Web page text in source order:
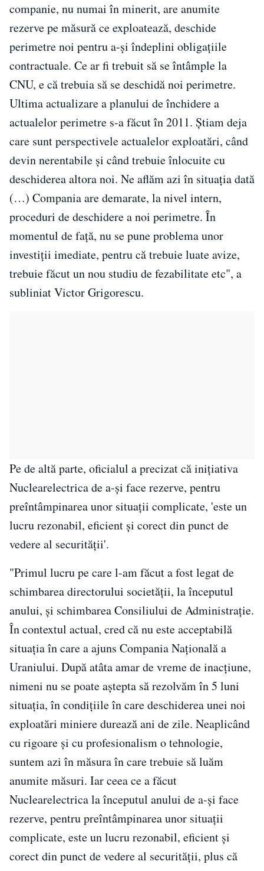
companie, nu numai în minerit, are anumite
rezerve pe măsură ce exploatează, deschide
perimetre noi pentru a-şi îndeplini obligaţiile
contractuale. Ce ar fi trebuit să se întâmple la
CNU, e că trebuia să se deschidă noi perimetre.
Ultima actualizare a planului de închidere a
actualelor perimetre s-a făcut în 2011. Ştiam deja
care sunt perspectivele actualelor exploatări, când
devin nerentabile şi când trebuie înlocuite cu
deschiderea altora noi. Ne aflăm azi în situaţia dată
(…) Compania are demarate, la nivel intern,
proceduri de deschidere a noi perimetre. În
momentul de faţă, nu se pune problema unor
investiţii imediate, pentru că trebuie luate avize,
trebuie făcut un nou studiu de fezabilitate etc", a
subliniat Victor Grigorescu.
Pe de altă parte, oficialul a precizat că iniţiativa
Nuclearelectrica de a-şi face rezerve, pentru
preîntâmpinarea unor situaţii complicate, 'este un
lucru rezonabil, eficient şi corect din punct de
vedere al securităţii'.
"Primul lucru pe care l-am făcut a fost legat de
schimbarea directorului societăţii, la începutul
anului, şi schimbarea Consiliului de Administraţie.
În contextul actual, cred că nu este acceptabilă
situaţia în care a ajuns Compania Naţională a
Uraniului. După atâta amar de vreme de inacţiune,
nimeni nu se poate aştepta să rezolvăm în 5 luni
situaţia, în condiţiile în care deschiderea unei noi
exploatări miniere durează ani de zile. Neaplicând
cu rigoare şi cu profesionalism o tehnologie,
suntem azi în măsura în care trebuie să luăm
anumite măsuri. Iar ceea ce a făcut
Nuclearelectrica la începutul anului de a-şi face
rezerve, pentru preîntâmpinarea unor situaţii
complicate, este un lucru rezonabil, eficient şi
corect din punct de vedere al securităţii, plus că